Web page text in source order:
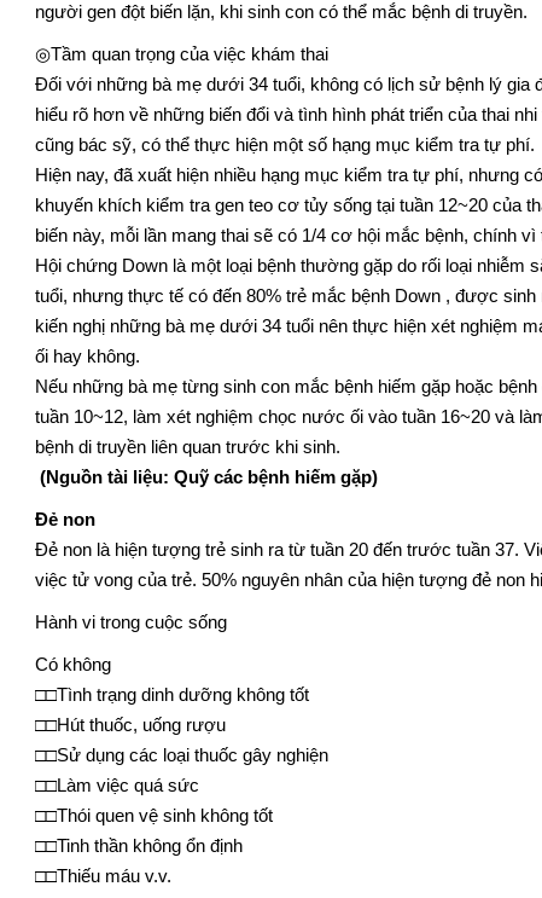
người gen đột biến lặn, khi sinh con có thể mắc bệnh di truyền.
◎Tầm quan trọng của việc khám thai
Đối với những bà mẹ dưới 34 tuổi, không có lịch sử bệnh lý gia
hiểu rõ hơn về những biến đổi và tình hình phát triển của thai
cũng bác sỹ, có thể thực hiện một số hạng mục kiểm tra tự phí.
Hiện nay, đã xuất hiện nhiều hạng mục kiểm tra tự phí, nhưng
khuyến khích kiểm tra gen teo cơ tủy sống tại tuần 12~20 của
biến này, mỗi lần mang thai sẽ có 1/4 cơ hội mắc bệnh, chính
Hội chứng Down là một loại bệnh thường gặp do rối loại
tuổi, nhưng thực tế có đến 80% trẻ mắc bệnh Down , được
kiến nghị những bà mẹ dưới 34 tuổi nên thực hiện xét nghiệm
ối hay không.
Nếu những bà mẹ từng sinh con mắc bệnh hiếm gặp hoặc
tuần 10~12, làm xét nghiệm chọc nước ối vào tuần 16~20 và
bệnh di truyền liên quan trước khi sinh.
(Nguồn tài liệu: Quỹ các bệnh hiếm gặp)
Đẻ non
Đẻ non là hiện tượng trẻ sinh ra từ tuần 20 đến trước tuần 37.
việc tử vong của trẻ. 50% nguyên nhân của hiện tượng đẻ
Hành vi trong cuộc sống
Có không
□□Tình trạng dinh dưỡng không tốt
□□Hút thuốc, uống rượu
□□Sử dụng các loại thuốc gây nghiện
□□Làm việc quá sức
□□Thói quen vệ sinh không tốt
□□Tinh thần không ổn định
□□Thiếu máu v.v.